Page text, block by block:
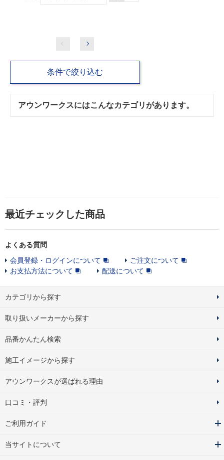
条件で絞り込む
アウンワークスにはこんなカテゴリがあります。
最近チェックした商品
よくある質問
会員登録・ログインについて
ご注文について
お支払方法について
配送について
カテゴリから探す
取り扱いメーカーから探す
品番かんたん検索
施工イメージから探す
アウンワークスが選ばれる理由
口コミ・評判
ご利用ガイド
当サイトについて